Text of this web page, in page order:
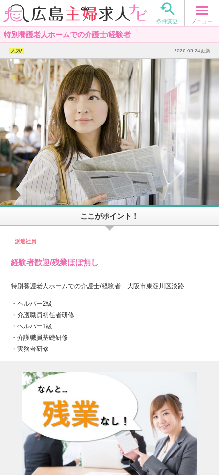

条件変更 メニュー
特別養護老人ホームでの介護士/経験者
2026.05.24更新
ここがポイント！
派遣社員
経験者歓迎/残業ほぼ無し
特別養護老人ホームでの介護士/経験者 大阪市東淀川区淡路
・ヘルパー2級
・介護職員初任者研修
・ヘルパー1級
・介護職員基礎研修
・実務者研修